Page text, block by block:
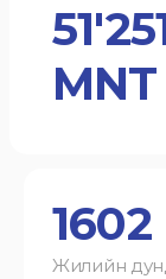
MNT
1602
Жилийн